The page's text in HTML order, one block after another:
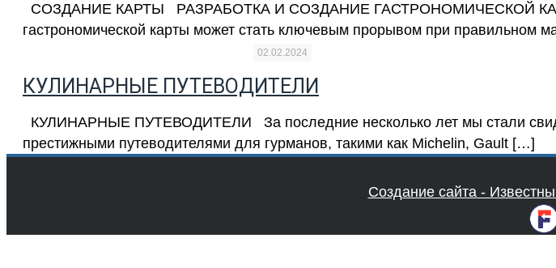
СОЗДАНИЕ КАРТЫ РАЗРАБОТКА И СОЗДАНИЕ ГАСТРОНОМИЧЕСКОЙ
гастрономической карты может стать ключевым прорывом при правильном
02.02.2024
КУЛИНАРНЫЕ ПУТЕВОДИТЕЛИ
КУЛИНАРНЫЕ ПУТЕВОДИТЕЛИ За последние несколько лет мы стали
престижными путеводителями для гурманов, такими как Michelin, Gault […]
Создание сайта -